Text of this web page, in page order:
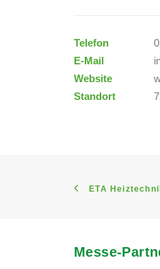
Telefon
E-Mail
Website
Standort
ETA
Messe-